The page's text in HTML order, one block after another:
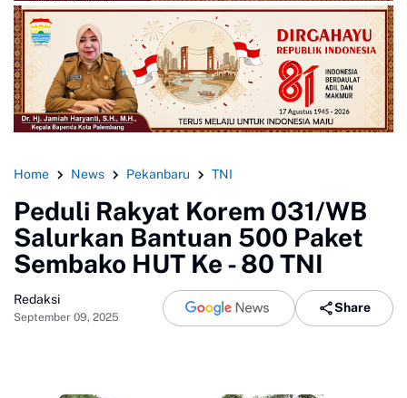
Home News Pekanbaru TNI
Peduli Rakyat Korem 031/WB
Salurkan Bantuan 500 Paket
Sembako HUT Ke - 80 TNI
Redaksi
September 09, 2025
Share